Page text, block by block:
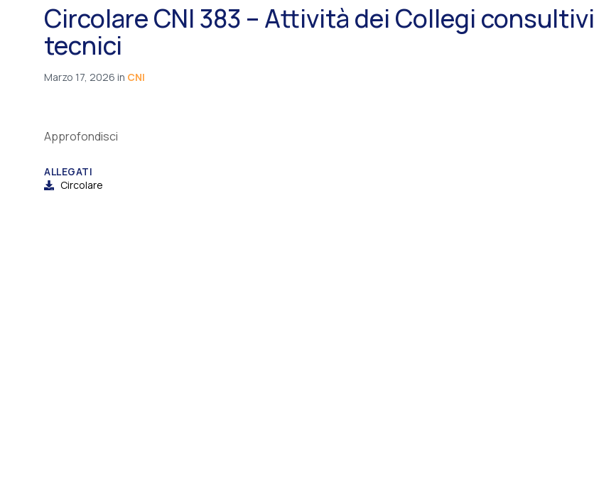
Circolare CNI 383 – Attività dei Collegi consultivi
tecnici
Marzo 17, 2026 in CNI
Approfondisci
ALLEGATI
Circolare